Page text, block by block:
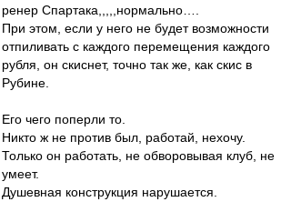
ренер Спартака,,,,,нормально….
При этом, если у него не будет возможности
отпиливать с каждого перемещения каждого
рубля, он скиснет, точно так же, как скис в
Рубине.
Его чего поперли то.
Никто ж не против был, работай, нехочу.
Только он работать, не обворовывая клуб, не
умеет.
Душевная конструкция нарушается.